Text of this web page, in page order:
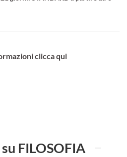
clicca qui
FILOSOFIA